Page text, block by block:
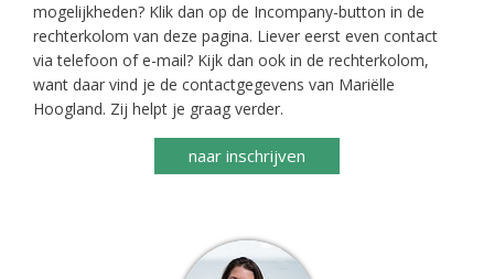
mogelijkheden? Klik dan op de Incompany-button in de
rechterkolom van deze pagina. Liever eerst even contact
via telefoon of e-mail? Kijk dan ook in de rechterkolom,
want daar vind je de contactgegevens van Mariëlle
Hoogland. Zij helpt je graag verder.
naar inschrijven